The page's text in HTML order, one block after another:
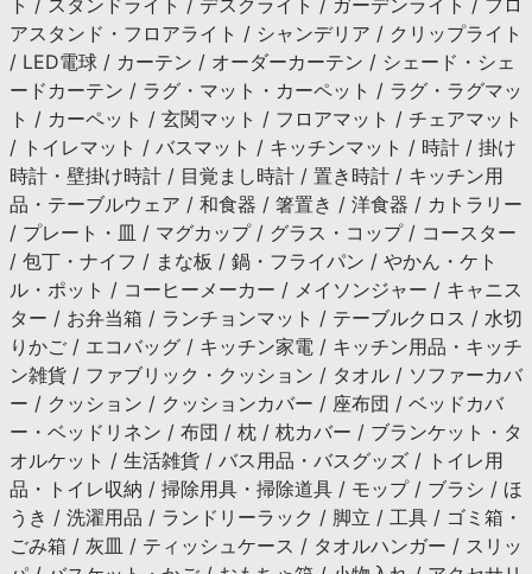
アスタンド・フロアライト / シャンデリア / クリップライト
/ LED電球 / カーテン / オーダーカーテン / シェード・シェ
ードカーテン / ラグ・マット・カーペット / ラグ・ラグマッ
ト / カーペット / 玄関マット / フロアマット / チェアマット
/ トイレマット / バスマット / キッチンマット / 時計 / 掛け
時計・壁掛け時計 / 目覚まし時計 / 置き時計 / キッチン用
品・テーブルウェア / 和食器 / 箸置き / 洋食器 / カトラリー
/ プレート・皿 / マグカップ / グラス・コップ / コースター
/ 包丁・ナイフ / まな板 / 鍋・フライパン / やかん・ケト
ル・ポット / コーヒーメーカー / メイソンジャー / キャニス
ター / お弁当箱 / ランチョンマット / テーブルクロス / 水切
りかご / エコバッグ / キッチン家電 / キッチン用品・キッチ
ン雑貨 / ファブリック・クッション / タオル / ソファーカバ
ー / クッション / クッションカバー / 座布団 / ベッドカバ
ー・ベッドリネン / 布団 / 枕 / 枕カバー / ブランケット・タ
オルケット / 生活雑貨 / バス用品・バスグッズ / トイレ用
品・トイレ収納 / 掃除用具・掃除道具 / モップ / ブラシ / ほ
うき / 洗濯用品 / ランドリーラック / 脚立 / 工具 / ゴミ箱・
ごみ箱 / 灰皿 / ティッシュケース / タオルハンガー / スリッ